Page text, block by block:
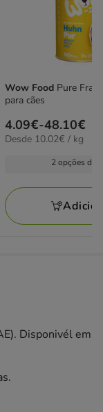
Wow Food Pure
para cães
Preço
de
48.10€
4.09€-48.10€
10.02€
Desde 10.02€ / kg
2 opções de
Disponivél em